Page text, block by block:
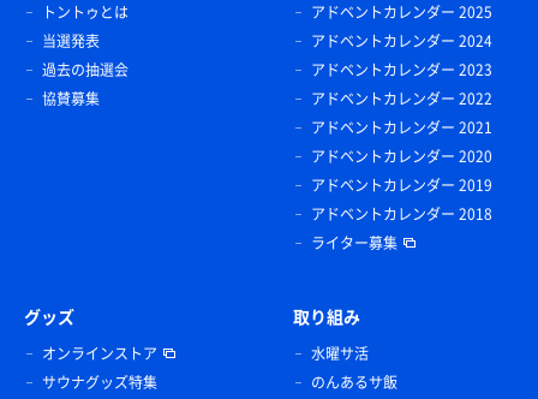
トントゥとは
当選発表
過去の抽選会
協賛募集
アドベントカレンダー 2025
アドベントカレンダー 2024
アドベントカレンダー 2023
アドベントカレンダー 2022
アドベントカレンダー 2021
アドベントカレンダー 2020
アドベントカレンダー 2019
アドベントカレンダー 2018
ライター募集
グッズ
オンラインストア
サウナグッズ特集
取り組み
水曜サ活
のんあるサ飯